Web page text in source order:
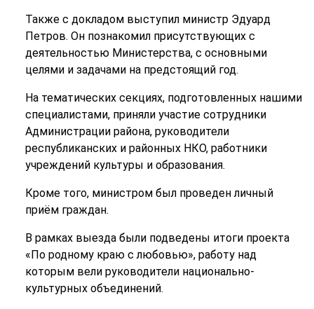
Также с докладом выступил министр Эдуард
Петров. Он познакомил присутствующих с
деятельностью Министерства, с основными
целями и задачами на предстоящий год.
На тематических секциях, подготовленных нашими
специалистами, приняли участие сотрудники
Администрации района, руководители
республиканских и районных НКО, работники
учреждений культуры и образования.
Кроме того, министром был проведен личный
приём граждан.
В рамках выезда были подведены итоги проекта
«По родному краю с любовью», работу над
которым вели руководители национально-
культурных объединений.